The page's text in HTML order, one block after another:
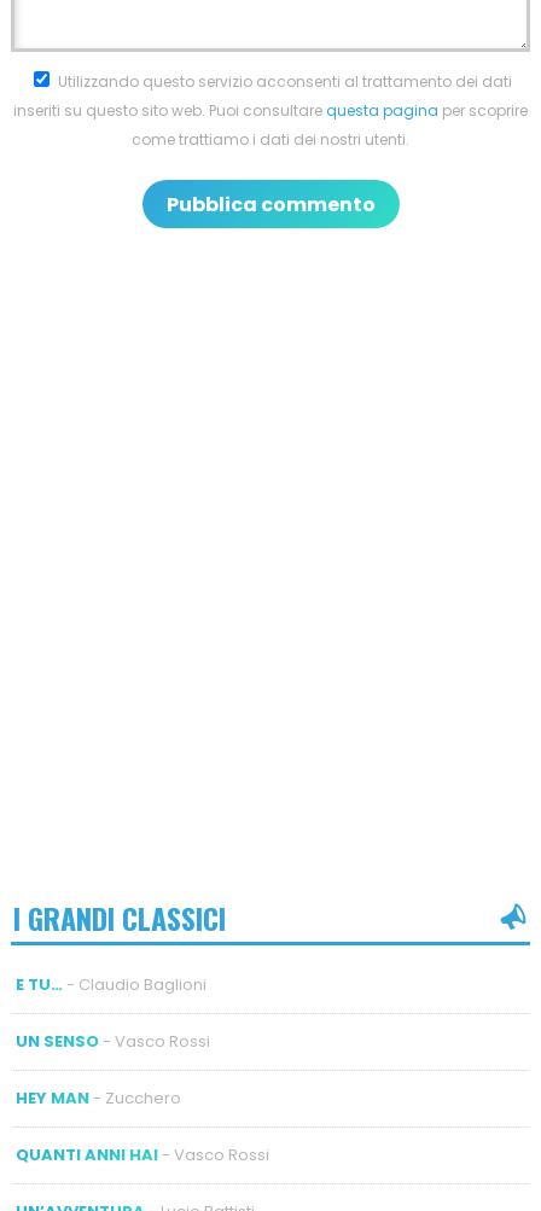
Utilizzando questo servizio acconsenti al trattamento dei dati
inseriti su questo sito web. Puoi consultarequesta pagina per scoprire
come trattiamo i dati dei nostri utenti.
I GRANDI CLASSICI
E TU…- Claudio Baglioni
UN SENSO- Vasco Rossi
HEY MAN- Zucchero
QUANTI ANNI HAI- Vasco Rossi